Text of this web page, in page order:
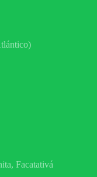
Facatativá